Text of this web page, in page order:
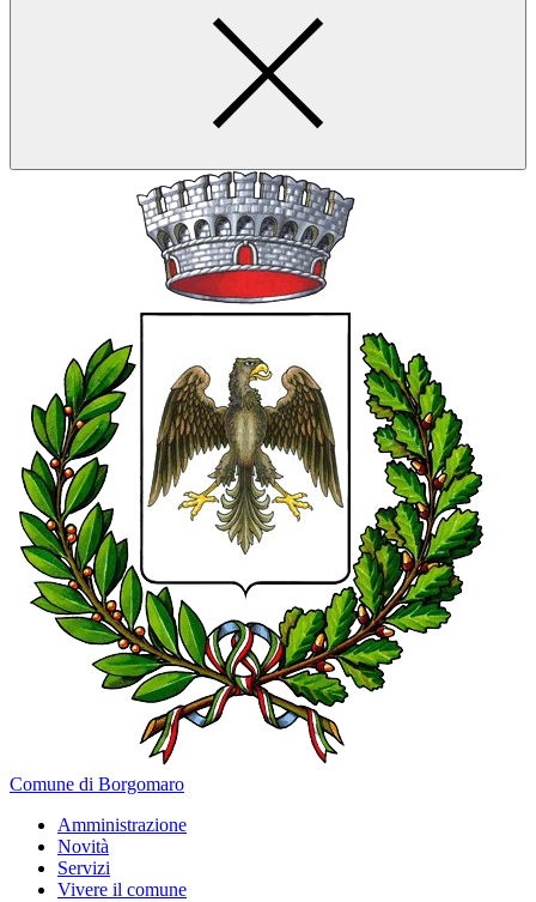
Comune di Borgomaro
Amministrazione
Novità
Servizi
Vivere il comune